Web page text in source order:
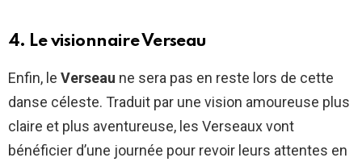
4. Le visionnaire Verseau
Enfin, le Verseau ne sera pas en reste lors de cette
danse céleste. Traduit par une vision amoureuse plus
claire et plus aventureuse, les Verseaux vont
bénéficier d’une journée pour revoir leurs attentes en